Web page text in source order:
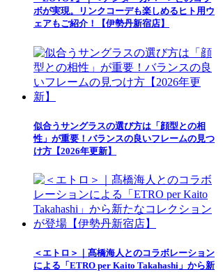
ボが実現。リンクコーデも楽しめるヒト用ウ
ェアもご紹介！【伊勢丹新宿店】
似合うサングラスの選び方は「顔型との相
性」が重要！バランスの良いフレームの見つ
け方【2026年更新】
＜エトロ＞｜髙橋海人とのコラボレーション
による「ETRO per Kaito Takahashi」から新